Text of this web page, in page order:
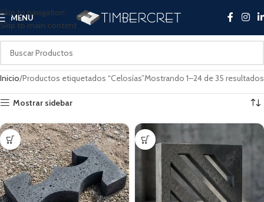
Skip to navigation
Skip to main content
MENU
Inicio Productos etiquetados “Celosías”Mostrando 1–24 de 35 resultados
Mostrar sidebar